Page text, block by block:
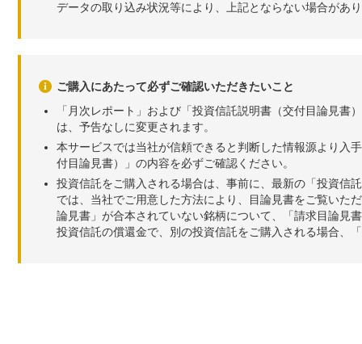
データの取り込み状況等により、上記とならない場合があ
ご購入にあたって必ずご確認いただきたいこと
「月次レポート」および「投資信託説明書（交付目論見
は、予告なしに変更されます。
本サービスでは当社が信頼できると判断した情報源より入
付目論見書）」の内容を必ずご確認ください。
投資信託をご購入される場合は、事前に、最新の「投資信
では、当社でご用意した方法により、目論見書をご覧いた
論見書」が合本されていない銘柄について、「請求目論見
投資信託の償還金で、別の投資信託をご購入される場合、